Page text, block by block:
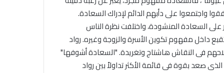
واجتمعوا على دأبهم الدائم لإدراك السعادة.
السعادة المنشودة، واختلفت نظرة الناس
داخل مفهوم تكوين الأسرة والزوجة وغيره. رواد
فى النقاش هاشتاج وتغريدة. "السعادة أشوفها"
صعد بقوة فى قائمة الأكثر تداولاً بين رواد
تحويل رواية الدكتور سلطان القاسمى
حاكم الشارقة إلى كتاب مسموع